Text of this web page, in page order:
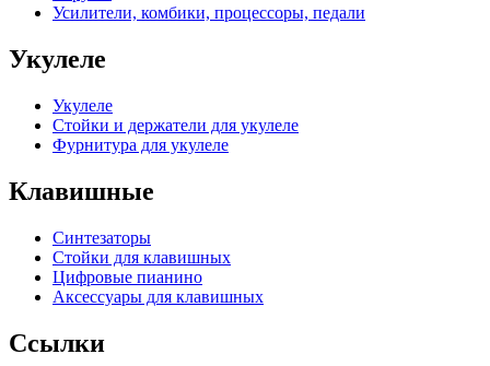
Усилители, комбики, процессоры, педали
Укулеле
Укулеле
Стойки и держатели для укулеле
Фурнитура для укулеле
Клавишные
Синтезаторы
Стойки для клавишных
Цифровые пианино
Аксессуары для клавишных
Ссылки